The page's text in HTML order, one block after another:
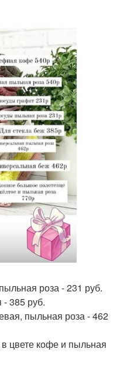
роза - 231 руб.
385 руб.
пыльная роза - 462
цвете кофе и пыльная